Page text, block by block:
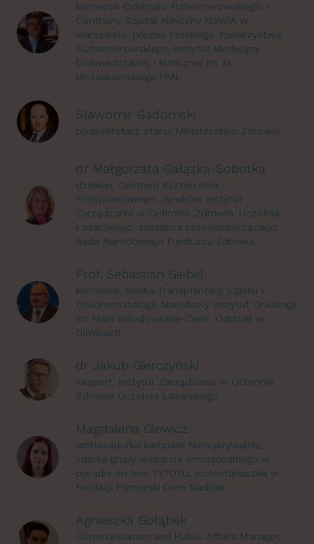
kierownik Oddziału Alzheimerowskiego -
Centralny Szpital Kliniczny MSWiA w
Warszawie, prezes Polskiego Towarzystwa
Alzheimerowskiego, Instytut Medycyny
Doświadczalnej i Klinicznej im. M.
Mossakowskiego PAN
Sławomir Gadomski
podsekretarz stanu, Ministerstwo Zdrowia
dr Małgorzata Gałązka-Sobotka
dziekan, Centrum Kształcenia
Podyplomowego, dyrektor, Instytut
Zarządzania w Ochronie Zdrowia, Uczelnia
Łazarskiego, zastępca przewodniczącego,
Rada Narodowego Funduszu Zdrowia
Prof. Sebastian Giebel
kierownik, Klinika Transplantacji Szpiku i
Onkohematologii, Narodowy Instytut Onkologii
im. Marii Skłodowskiej-Curie, Oddział w
Gliwicach
dr Jakub Gierczyński
ekspert, Instytut Zarządzania w Ochronie
Zdrowia Uczelnia Łazarskiego
Magdalena Glewicz
ambasadorka kampanii Niewykrywalnie,
liderka grupy wsparcia emocjonalnego w
poradni on-line TYTOTU, wolontariuszka w
fundacji Pomorski Dom Nadziei
Agnieszka Gołąbek
Communication and Public Affairs Manager,